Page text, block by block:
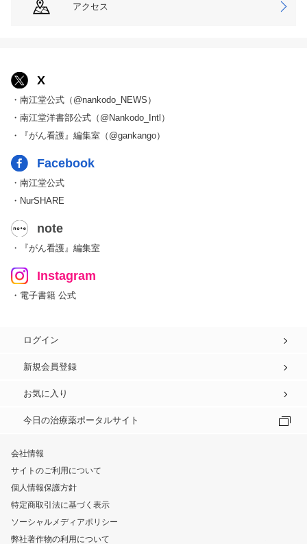
アクセス
X
・南江堂公式（@nankodo_NEWS）
・南江堂洋書部公式（@Nankodo_Intl）
・『がん看護』編集室（@gankango）
Facebook
・南江堂公式
・NurSHARE
note
・『がん看護』編集室
Instagram
・電子書籍 公式
ログイン
新規会員登録
お気に入り
今日の治療薬ポータルサイト
会社情報
サイトのご利用について
個人情報保護方針
特定商取引法に基づく表示
ソーシャルメディアポリシー
弊社著作物の利用について